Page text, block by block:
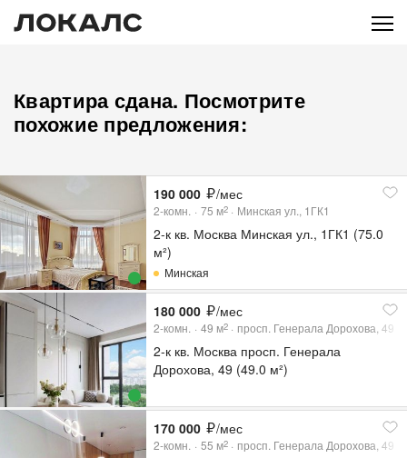
Квартира сдана. Посмотрите
похожие предложения:
190 000 /мес
2-комн. 75 м2 Минская ул., 1ГК1
2-к кв. Москва Минская ул., 1ГК1 (75.0
м²)
Минская
180 000 /мес
2-комн. 49 м2 просп. Генерала Дорохова, 49
2-к кв. Москва просп. Генерала
Дорохова, 49 (49.0 м²)
170 000 /мес
2-комн. 55 м2 просп. Генерала Дорохова, 49